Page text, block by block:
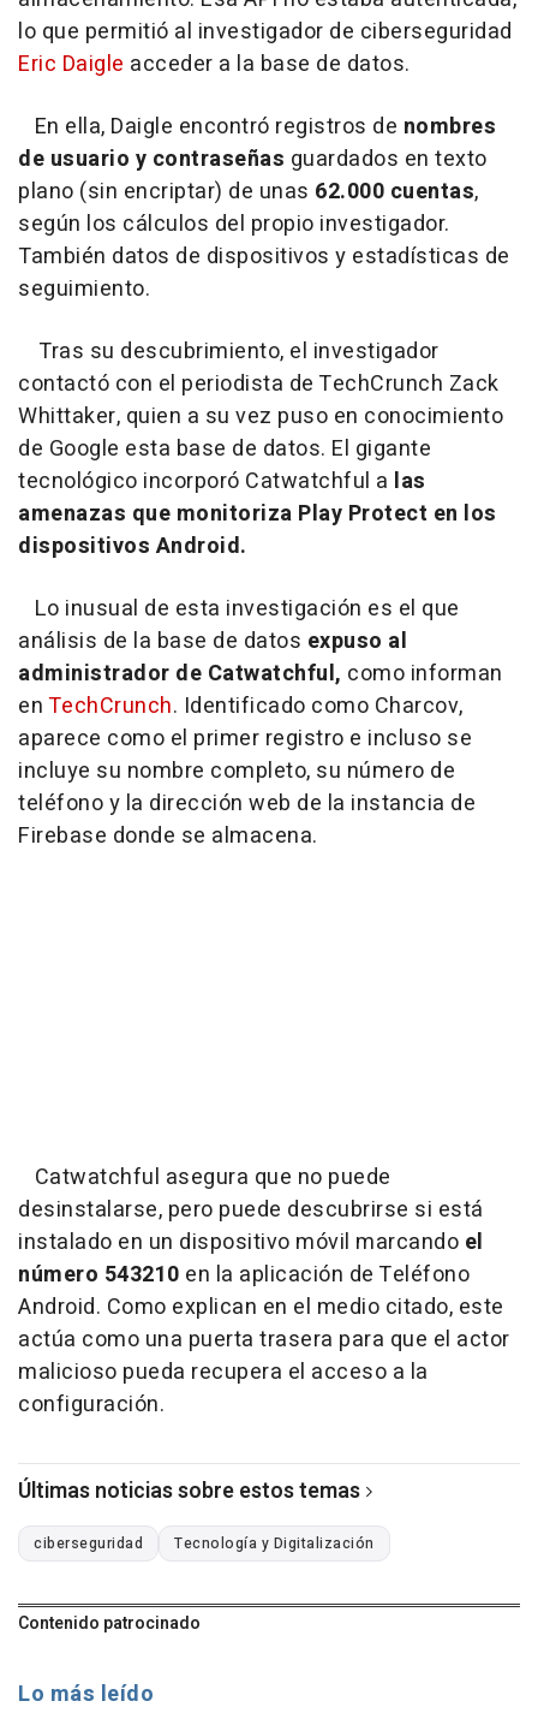
lo que permitió al investigador de ciberseguridad
Eric Daigle acceder a la base de datos.
En ella, Daigle encontró registros de nombres
de usuario y contraseñas guardados en texto
plano (sin encriptar) de unas 62.000 cuentas,
según los cálculos del propio investigador.
También datos de dispositivos y estadísticas de
seguimiento.
Tras su descubrimiento, el investigador
contactó con el periodista de TechCrunch Zack
Whittaker, quien a su vez puso en conocimiento
de Google esta base de datos. El gigante
tecnológico incorporó Catwatchful a las
amenazas que monitoriza Play Protect en los
dispositivos Android.
Lo inusual de esta investigación es el que
análisis de la base de datos expuso al
administrador de Catwatchful, como informan
enTechCrunch. Identificado como Charcov,
aparece como el primer registro e incluso se
incluye su nombre completo, su número de
teléfono y la dirección web de la instancia de
Firebase donde se almacena.
Catwatchful asegura que no puede
desinstalarse, pero puede descubrirse si está
instalado en un dispositivo móvil marcando el
número 543210 en la aplicación de Teléfono
Android. Como explican en el medio citado, este
actúa como una puerta trasera para que el actor
malicioso pueda recupera el acceso a la
configuración.
Últimas noticias sobre estos temas
ciberseguridad Tecnología y Digitalización
Contenido patrocinado
Lo más leído